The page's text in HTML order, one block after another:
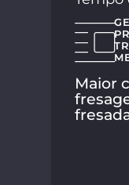
Maior